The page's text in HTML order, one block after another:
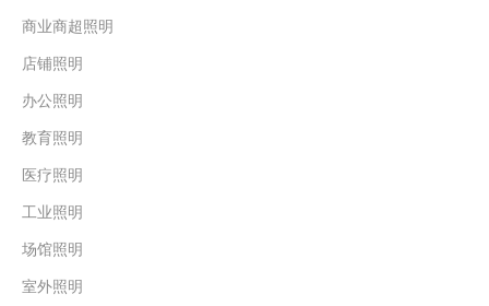
商业商超照明
店铺照明
办公照明
教育照明
医疗照明
工业照明
场馆照明
室外照明